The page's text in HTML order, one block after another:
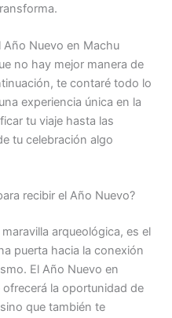
Nuevo en Machu
no hay mejor manera de
te contaré todo lo
experiencia única en la
tu viaje hasta las
tu celebración algo
recibir el Año Nuevo?
arqueológica, es el
puerta hacia la conexión
El Año Nuevo en
la oportunidad de
que también te